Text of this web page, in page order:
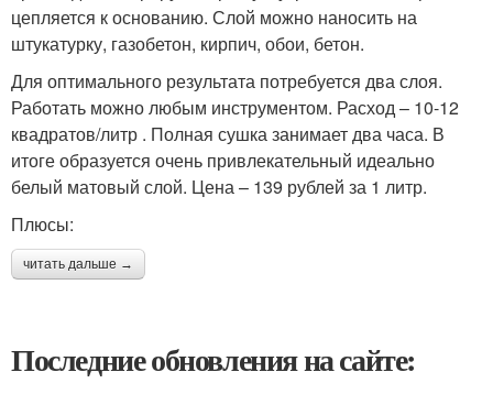
цепляется к основанию. Слой можно наносить на
штукатурку, газобетон, кирпич, обои, бетон.
Для оптимального результата потребуется два слоя.
Работать можно любым инструментом. Расход – 10-12
квадратов/литр . Полная сушка занимает два часа. В
итоге образуется очень привлекательный идеально
белый матовый слой. Цена – 139 рублей за 1 литр.
Плюсы:
читать дальше →
Последние обновления на сайте: